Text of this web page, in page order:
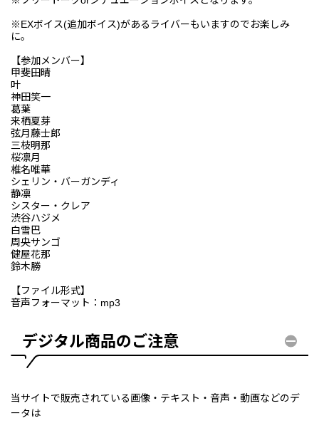
※EXボイス(追加ボイス)があるライバーもいますのでお楽しみ
に。
【参加メンバー】
甲斐田晴
叶
神田笑一
葛葉
来栖夏芽
弦月藤士郎
三枝明那
桜凛月
椎名唯華
シェリン・バーガンディ
静凛
シスター・クレア
渋谷ハジメ
白雪巴
周央サンゴ
健屋花那
鈴木勝
【ファイル形式】
音声フォーマット：mp3
デジタル商品のご注意
当サイトで販売されている画像・テキスト・音声・動画などのデ
ータは